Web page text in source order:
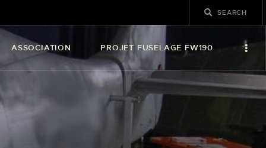
ASSOCIATION PROJET FUSELAGE FW190